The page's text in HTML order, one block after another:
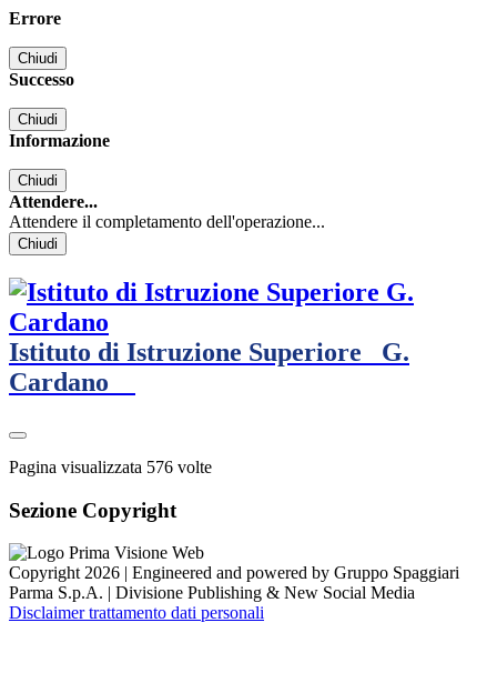
Errore
Chiudi
Successo
Chiudi
Informazione
Chiudi
Attendere...
Attendere il completamento dell'operazione...
Chiudi
Istituto di Istruzione Superiore
G.
Cardano
Pagina visualizzata 576 volte
Sezione Copyright
Copyright 2026 | Engineered and powered by Gruppo Spaggiari
Parma S.p.A. | Divisione Publishing & New Social Media
Disclaimer trattamento dati personali